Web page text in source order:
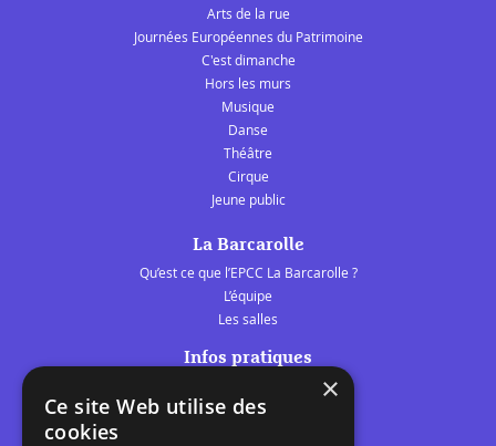
Arts de la rue
Journées Européennes du Patrimoine
C'est dimanche
Hors les murs
Musique
Danse
Théâtre
Cirque
Jeune public
La Barcarolle
Qu’est ce que l’EPCC La Barcarolle ?
L’équipe
Les salles
Infos pratiques
Les belles scènes audomaroises
×
Ce site Web utilise des
cookies